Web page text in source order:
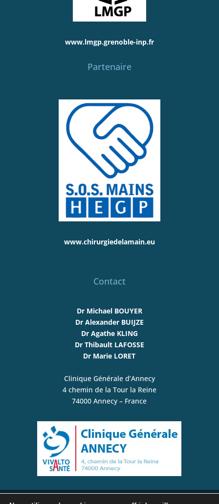
www.lmgp.grenoble-inp.fr
Partenaire
www.chirurgiedelamain.eu
Contact
Dr Michael BOUYER
Dr Alexander BUIJZE
Dr Agathe KLING
Dr Thibault LAFOSSE
Dr Marie LORET
Clinique Générale d’Annecy
4 chemin de la Tour la Reine
74000 Annecy – France